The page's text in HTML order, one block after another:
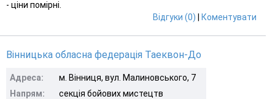
- ціни помірні.
Відгуки (0)
Коментувати
Вінницька обласна федерація Таеквон-До
Адреса:
м. Вінниця, вул. Малиновського, 7
Напрям:
секція бойових мистецтв